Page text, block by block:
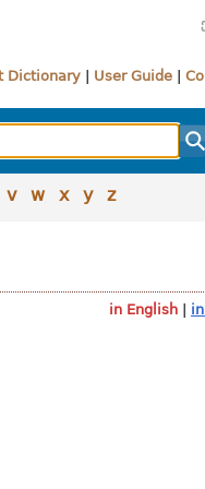
Dictionary User Guide
v w x y z
in English